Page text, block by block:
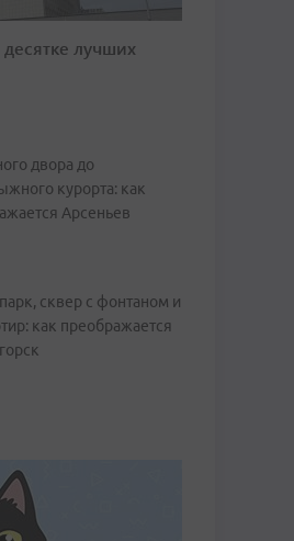
лучших
двора до
курорта: как
Арсеньев
сквер с фонтаном и
как преображается